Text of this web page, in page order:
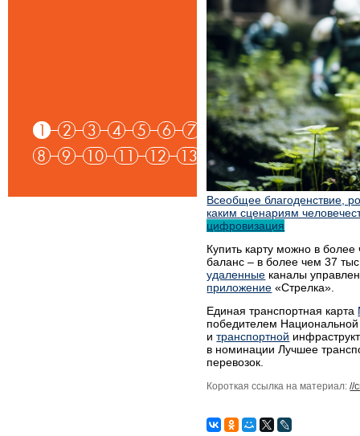
Всеобщее благоденствие,
каким сценариям
цифровизация
Купить карту можно в
баланс – в более чем 37
удаленные каналы
приложение «Стрелка».
Единая транспортная карта
победителем
итранспортной
в номинации Лучшее
перевозок.
Короткая ссылка на материал://
1 2 3 4 5 6
7
8
9 10 11 12 13